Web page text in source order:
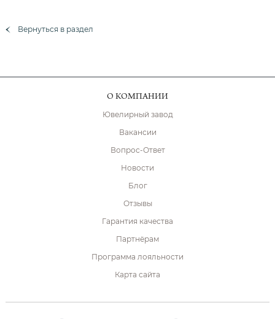
Вернуться в раздел
О КОМПАНИИ
Ювелирный завод
Вакансии
Вопрос-Ответ
Новости
Блог
Отзывы
Гарантия качества
Партнёрам
Программа лояльности
Карта сайта